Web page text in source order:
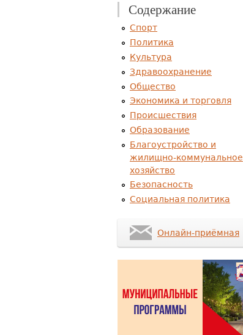
Содержание
Спорт
Политика
Культура
Здравоохранение
Общество
Экономика и торговля
Происшествия
Образование
Благоустройство и
жилищно-коммунальное
хозяйство
Безопасность
Социальная политика
Онлайн-приёмная